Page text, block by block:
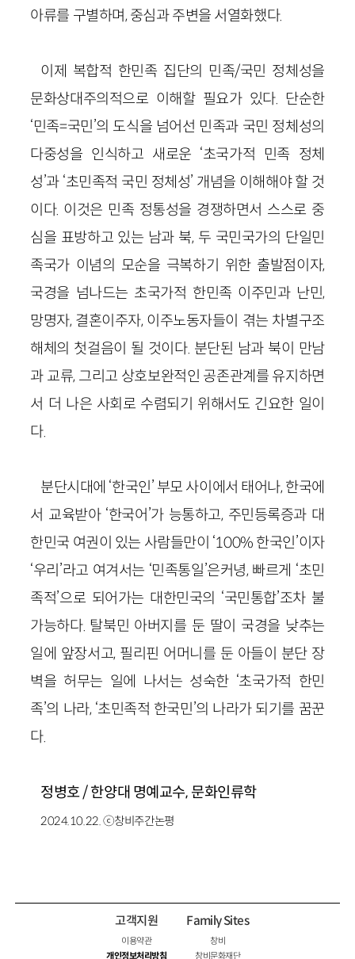
아류를 구별하며, 중심과 주변을 서열화했다.
이제 복합적 한민족 집단의 민족/국민 정체성을
문화상대주의적으로 이해할 필요가 있다. 단순한
‘민족=국민’의 도식을 넘어선 민족과 국민 정체성의
다중성을 인식하고 새로운 ‘초국가적 민족 정체
성’과 ‘초민족적 국민 정체성’ 개념을 이해해야 할 것
이다. 이것은 민족 정통성을 경쟁하면서 스스로 중
심을 표방하고 있는 남과 북, 두 국민국가의 단일민
족국가 이념의 모순을 극복하기 위한 출발점이자,
국경을 넘나드는 초국가적 한민족 이주민과 난민,
망명자, 결혼이주자, 이주노동자들이 겪는 차별구조
해체의 첫걸음이 될 것이다. 분단된 남과 북이 만남
과 교류, 그리고 상호보완적인 공존관계를 유지하면
서 더 나은 사회로 수렴되기 위해서도 긴요한 일이
다.
분단시대에 ‘한국인’ 부모 사이에서 태어나, 한국에
서 교육받아 ‘한국어’가 능통하고, 주민등록증과 대
한민국 여권이 있는 사람들만이 ‘100% 한국인’이자
‘우리’라고 여겨서는 ‘민족통일’은커녕, 빠르게 ‘초민
족적’으로 되어가는 대한민국의 ‘국민통합’조차 불
가능하다. 탈북민 아버지를 둔 딸이 국경을 낮추는
일에 앞장서고, 필리핀 어머니를 둔 아들이 분단 장
벽을 허무는 일에 나서는 성숙한 ‘초국가적 한민
족’의 나라, ‘초민족적 한국민’의 나라가 되기를 꿈꾼
다.
정병호 / 한양대 명예교수, 문화인류학
2024.10.22. ⓒ창비주간논평
고객지원
이용약관
개인정보처리방침
Family Sites
창비
창비문화재단